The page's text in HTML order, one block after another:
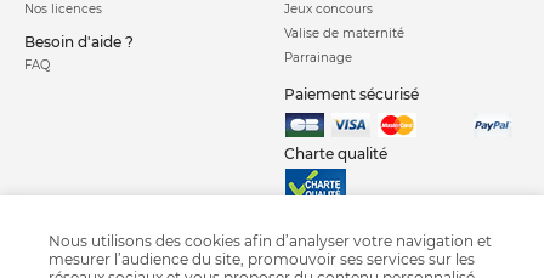
fatiguer ni avoir de souci au moment de pousser votre
dispositif. Quant à l'encombrement, vous avez le choix entre
des assises en ligne et côte à côte.
Ce dernier est mieux
pensé pour vos bouts de choux, pour qu'ils puissent tous
jouir du paysage. N'oubliez pas de réfléchir sur
l'encombrement du dispositif lorsqu'il est plié, afin qu'il
puisse être facilement rangé dans le coffre de la voiture.
La robustesse
Nos licences
Besoin d'aide ?
FAQ
Jeux concours
Valise de maternité
Parrainage
Paiement sécurisé
Charte qualité
Nous utilisons des cookies afin d’analyser votre navigation et
mesurer l’audience du site, promouvoir ses services sur les